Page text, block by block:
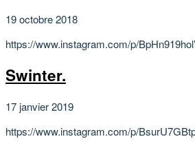
19 octobre 2018
https://www.instagram.com/p/
Swinter.
17 janvier 2019
https://www.instagram.com/p/